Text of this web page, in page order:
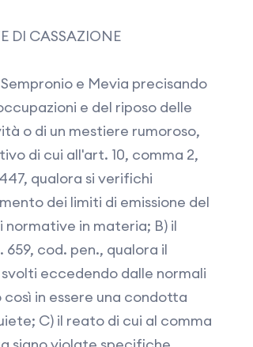
DI CASSAZIONE
e Mevia precisando
e del riposo delle
o di un mestiere rumoroso,
di cui all'art. 10, comma 2,
qualora si verifichi
dei limiti di emissione del
normative in materia; B) il
cod. pen., qualora il
eccedendo dalle normali
in essere una condotta
C) il reato di cui al comma